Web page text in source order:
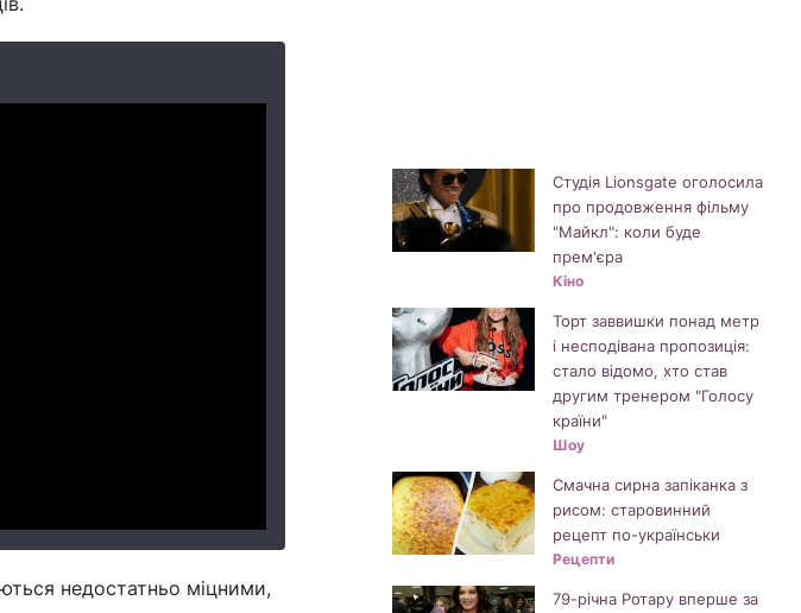
недостатньо міцними,
Студія Lionsgate оголосила
про продовження фільму
"Майкл": коли буде
прем'єра
Кіно
Торт заввишки понад метр
і несподівана пропозиція:
стало відомо, хто став
другим тренером "Голосу
країни"
Шоу
Смачна сирна запіканка з
рисом: старовинний
рецепт по-українськи
Рецепти
79-річна Ротару вперше за